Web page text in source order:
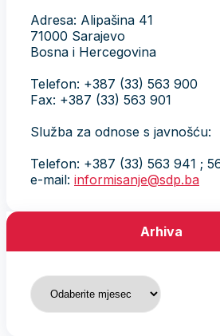
Adresa: Alipašina 41
71000 Sarajevo
Bosna i Hercegovina
Telefon: +387 (33) 563 900
Fax: +387 (33) 563 901
Služba za odnose s javnošću:
Telefon: +387 (33) 563 941 ;
e-mail: informisanje@sdp.ba
Arhiva
Arhiva